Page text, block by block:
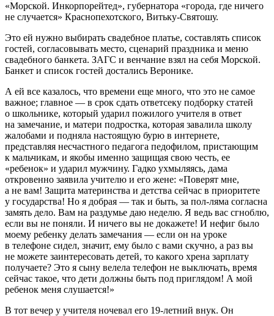
«Морской. Инкорпорейтед», губернатора «города, где ничего
не случается» Краснопехотского, Витьку-Святошу.
Это ей нужно выбирать свадебное платье, составлять список
гостей, согласовывать место, сценарий праздника и меню
свадебного банкета. ЗАГС и венчание взял на себя Морской.
Банкет и список гостей достались Веронике.
А ей все казалось, что времени еще много, что это не самое
важное; главное — в срок сдать ответсеку подборку статей
о школьнике, который ударил пожилого учителя в ответ
на замечание, и матери подростка, которая завалила школу
жалобами и подняла настоящую бурю в интернете,
представляя несчастного педагога педофилом, пристающим
к мальчикам, и якобы именно защищая свою честь, ее
«ребенок» и ударил мужчину. Гадко ухмыляясь, дама
откровенно заявила учителю и его жене: «Поверят мне,
а не вам! Защита материнства и детства сейчас в приоритете
у государства! Но я добрая — так и быть, за пол-ляма согласна
замять дело. Вам на раздумье даю неделю. Я ведь вас сгноблю,
если вы не поняли. И ничего вы не докажете! И нефиг было
моему ребенку делать замечания — если он на уроке
в телефоне сидел, значит, ему было с вами скучно, а раз вы
не можете заинтересовать детей, то какого хрена зарплату
получаете? Это я сыну велела телефон не выключать, время
сейчас такое, что дети должны быть под приглядом! А мой
ребенок меня слушается!»
В тот вечер у учителя ночевал его 19-летний внук. Он